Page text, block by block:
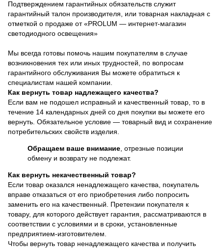
Подтверждением гарантийных обязательств служит
гарантийный талон производителя, или товарная накладная с
отметкой о продаже от «PROLUM — интернет-магазин
светодиодного освещения»
Мы всегда готовы помочь нашим покупателям в случае
возникновения тех или иных трудностей, по вопросам
гарантийного обслуживания Вы можете обратиться к
специалистам нашей компании.
Как вернуть товар надлежащего качества?
Если вам не подошел исправный и качественный товар, то в
течение 14 календарных дней со дня покупки вы можете его
вернуть. Обязательное условие — товарный вид и сохранение
потребительских свойств изделия.
Обращаем ваше внимание , отрезные позиции
обмену и возврату не подлежат.
Как вернуть некачественный товар?
Если товар оказался ненадлежащего качества, покупатель
вправе отказаться от его приобретения либо попросить
заменить его на качественный. Претензии покупателя к
товару, для которого действует гарантия, рассматриваются в
соответствии с условиями и в сроки, установленные
предприятием-изготовителем.
Чтобы вернуть товар ненадлежащего качества и получить